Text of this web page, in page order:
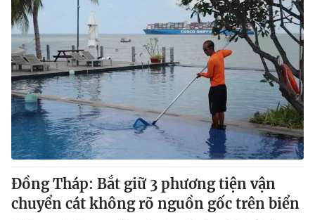
VTV Money VTV Thể thao
VTV Sức khoẻ Bất động sản
Thị trường 24h Tấm lòng Việt
VTV4 Vươn mình bằng AI
VTV9 VTV8
Đồng Tháp: Bắt giữ 3 phương tiện vận
chuyển cát không rõ nguồn gốc trên biển